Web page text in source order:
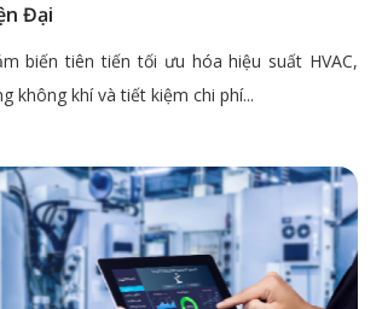
Đại
biến tiên tiến tối ưu hóa hiệu suất HVAC,
không khí và tiết kiệm chi phí...